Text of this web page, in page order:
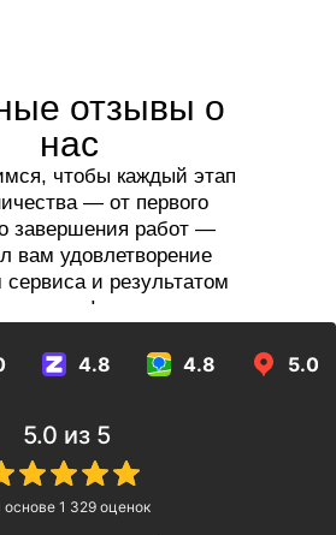
отзывы о
нас
чтобы каждый этап
— от первого
завершения работ —
вам удовлетворение
сервиса и результатом
услуг!
4.8 4.8 5.0
5.0 из 5
основе1 329 оценок